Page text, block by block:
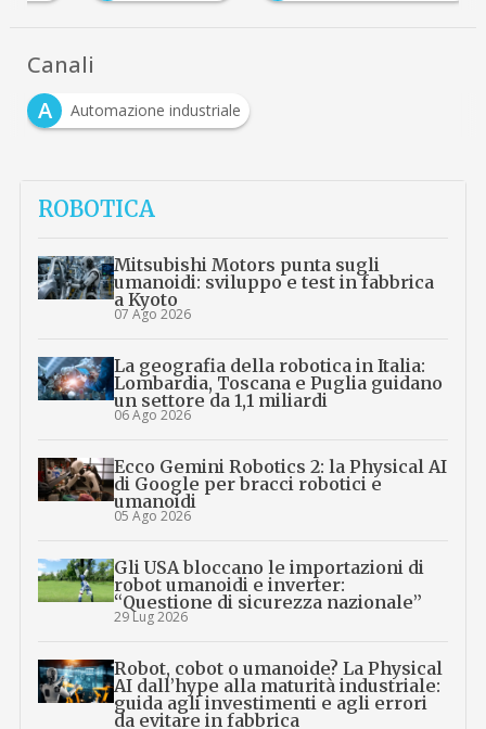
Canali
A
Automazione industriale
ROBOTICA
Mitsubishi Motors punta sugli
umanoidi: sviluppo e test in fabbrica
a Kyoto
07 Ago 2026
La geografia della robotica in Italia:
Lombardia, Toscana e Puglia guidano
un settore da 1,1 miliardi
06 Ago 2026
Ecco Gemini Robotics 2: la Physical AI
di Google per bracci robotici e
umanoidi
05 Ago 2026
Gli USA bloccano le importazioni di
robot umanoidi e inverter:
“Questione di sicurezza nazionale”
29 Lug 2026
Robot, cobot o umanoide? La Physical
AI dall’hype alla maturità industriale:
guida agli investimenti e agli errori
da evitare in fabbrica